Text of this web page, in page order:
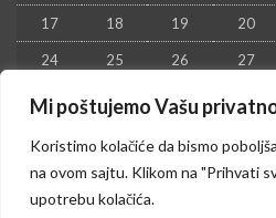
Mi poštujemo Vašu
Koristimo kolačiće da bismo
na ovom sajtu. Klikom na "Prihvati
upotrebu kolačića.
17 18 19 20
24 25 26 27
31